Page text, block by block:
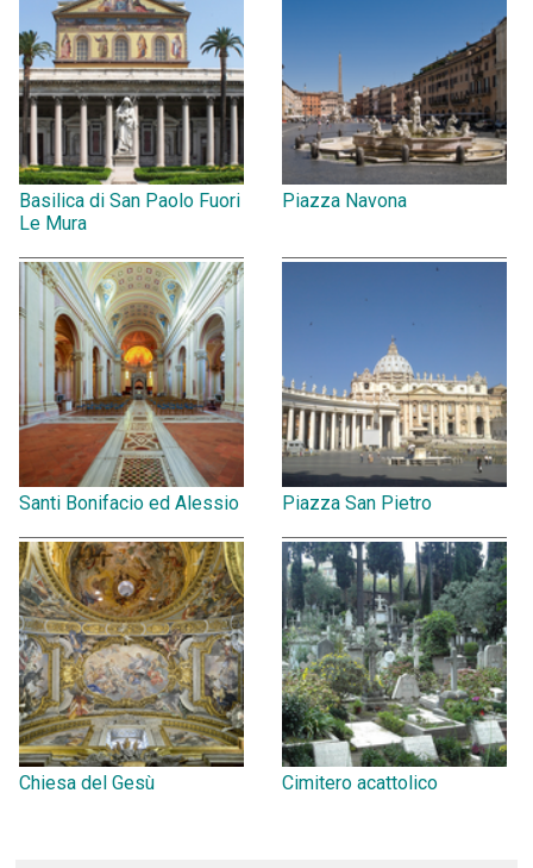
Basilica di San Paolo Fuori
Le Mura
Piazza Navona
Santi Bonifacio ed Alessio Piazza San Pietro
Chiesa del Gesù Cimitero acattolico